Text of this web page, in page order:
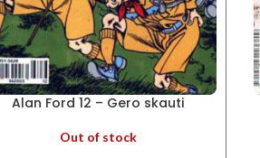
Alan Ford 12 – Gero skauti
Out of stock